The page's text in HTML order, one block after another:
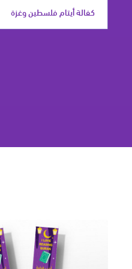
اختر البلد:
ليتيم في فلسطين.